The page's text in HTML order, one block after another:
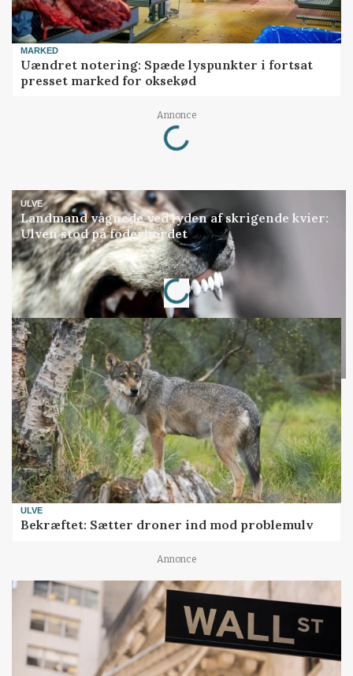
MARKED
Uændret notering: Spæde lyspunkter i fortsat
presset marked for oksekød
Annonce
Loading...
ULVE
Landmand vågnede ved lyden af skrigende kvier:
Ulven stod på foderbordet
Annonce
Loading...
ULVE
Bekræftet: Sætter droner ind mod problemulv
Annonce